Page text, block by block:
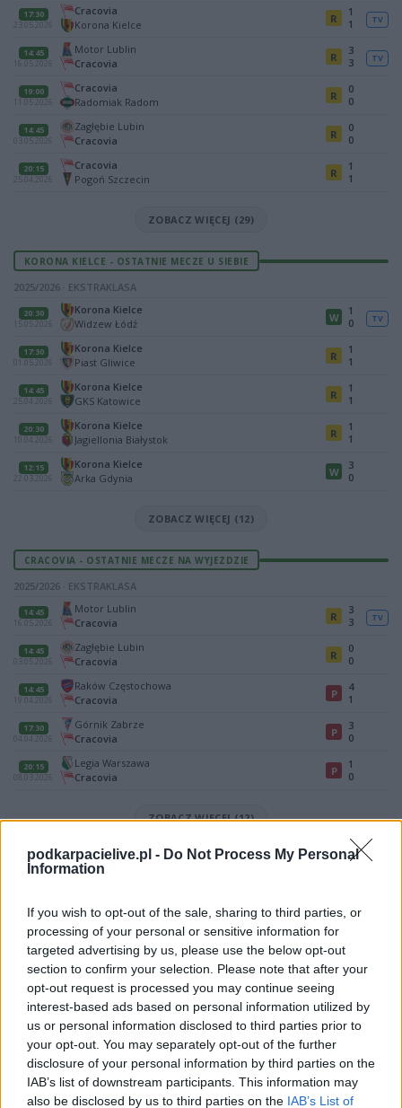
podkarpacielive.pl - Do Not Process My Personal
Information
If you wish to opt-out of the sale, sharing to third parties, or
processing of your personal or sensitive information for
targeted advertising by us, please use the below opt-out
section to confirm your selection. Please note that after your
opt-out request is processed you may continue seeing
interest-based ads based on personal information utilized by
us or personal information disclosed to third parties prior to
your opt-out. You may separately opt-out of the further
disclosure of your personal information by third parties on the
IAB’s list of downstream participants. This information may
also be disclosed by us to third parties on the IAB’s List of
17:30
23.05.2026
Cracovia
Korona Kielce
R
1
1
TV
14:45
16.05.2026
Motor Lublin
Cracovia
R
3
3
TV
19:00
11.05.2026
Cracovia
Radomiak Radom
R
0
0
14:45
03.05.2026
Zagłębie Lubin
Cracovia
R
0
0
20:15
25.04.2026
Cracovia
Pogoń Szczecin
R
1
1
ZOBACZ WIĘCEJ (29)
KORONA KIELCE - OSTATNIE MECZE U SIEBIE
2025/2026 · EKSTRAKLASA
20:30
15.05.2026
Korona Kielce
Widzew Łódź
W
1
0
TV
17:30
01.05.2026
Korona Kielce
Piast Gliwice
R
1
1
14:45
25.04.2026
Korona Kielce
GKS Katowice
R
1
1
20:30
10.04.2026
Korona Kielce
Jagiellonia Białystok
R
1
1
12:15
22.03.2026
Korona Kielce
Arka Gdynia
W
3
0
ZOBACZ WIĘCEJ (12)
CRACOVIA - OSTATNIE MECZE NA WYJEZDZIE
2025/2026 · EKSTRAKLASA
14:45
16.05.2026
Motor Lublin
Cracovia
R
3
3
TV
14:45
03.05.2026
Zagłębie Lubin
Cracovia
R
0
0
14:45
19.04.2026
Raków Częstochowa
Cracovia
P
4
1
17:30
04.04.2026
Górnik Zabrze
Cracovia
P
3
0
20:15
08.03.2026
Legia Warszawa
Cracovia
P
1
0
ZOBACZ WIĘCEJ (12)
Mecz Korona Kielce - Cracovia (Ekstraklasa)
Spotkanie pomiędzy
Na stroniePodkarpacieLive.pl znajdzieszwynik meczu, strzelców
bramek, kartki, składy, statystyki i informacje o przebiegu
spotkania. To kompletne źródło danych dla kibiców i pasjonatów
lokalnej piłki nożnej. Jeżeli aktualnie nie widzisz tutaj danych z pewnością
pracujemy nad tym żeby je uzupełnić.
Wynik meczu Korona Kielce vs Cracovia
Po zakończeniu spotkania automatycznie publikujemyoficjalny wynik
spotkania, a także dane meczowe, jeśli są dostępne.
Pełny harmonogram rozgrywek dostępny jest tutaj:Ekstraklasa -
terminarz